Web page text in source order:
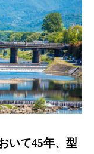
いて45年、型